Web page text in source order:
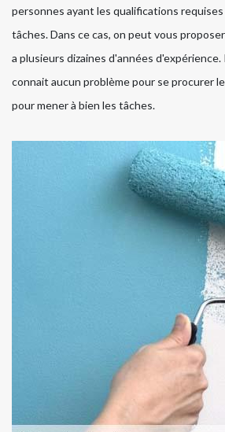
personnes ayant les qualifications
tâches. Dans ce cas, on peut vous
a plusieurs dizaines d'années
connait aucun problème pour se procurer
pour mener à bien les tâches.